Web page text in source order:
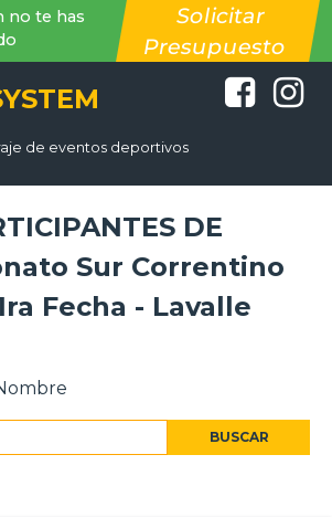
no te has
Solicitar
Presupuesto
de eventos deportivos
DE
Sur Correntino
Fecha - Lavalle
BUSCAR